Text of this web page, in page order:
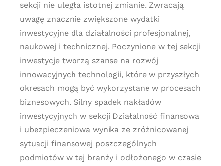
sekcji nie uległa istotnej zmianie. Zwracają
uwagę znacznie zwiększone wydatki
inwestycyjne dla działalności profesjonalnej,
naukowej i technicznej. Poczynione w tej sekcji
inwestycje tworzą szanse na rozwój
innowacyjnych technologii, które w przyszłych
okresach mogą być wykorzystane w procesach
biznesowych. Silny spadek nakładów
inwestycyjnych w sekcji Działalność finansowa
i ubezpieczeniowa wynika ze zróżnicowanej
sytuacji finansowej poszczególnych
podmiotów w tej branży i odłożonego w czasie